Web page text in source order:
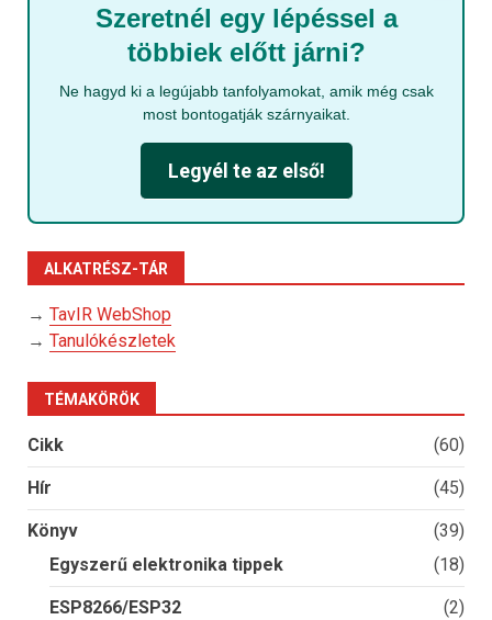
Szeretnél egy lépéssel a
többiek előtt járni?
Ne hagyd ki a legújabb tanfolyamokat, amik még csak
most bontogatják szárnyaikat.
Legyél te az első!
ALKATRÉSZ-TÁR
→ TavIR WebShop
→ Tanulókészletek
TÉMAKÖRÖK
Cikk (60)
Hír (45)
Könyv
(39)
Egyszerű elektronika tippek
(18)
ESP8266/ESP32 (2)